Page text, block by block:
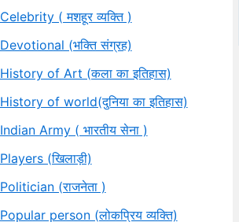
Celebrity ( मशहूर व्यक्ति )
Devotional (भक्ति संग्रह)
History of Art (कला का इतिहास)
History of world(दुनिया का इतिहास)
Indian Army ( भारतीय सेना )
Players (खिलाड़ी)
Politician (राजनेता )
Popular person (लोकप्रिय व्यक्ति)